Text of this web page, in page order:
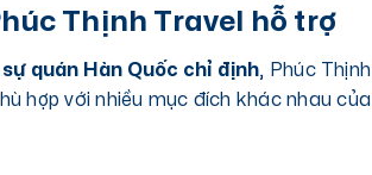
Thịnh Travel hỗ trợ
quán Hàn Quốc chỉ định, Phúc Thịnh
hợp với nhiều mục đích khác nhau của